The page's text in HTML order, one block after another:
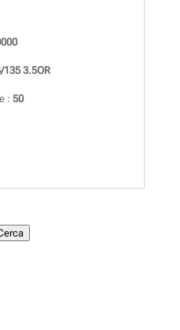
135 3.5OR
: 50